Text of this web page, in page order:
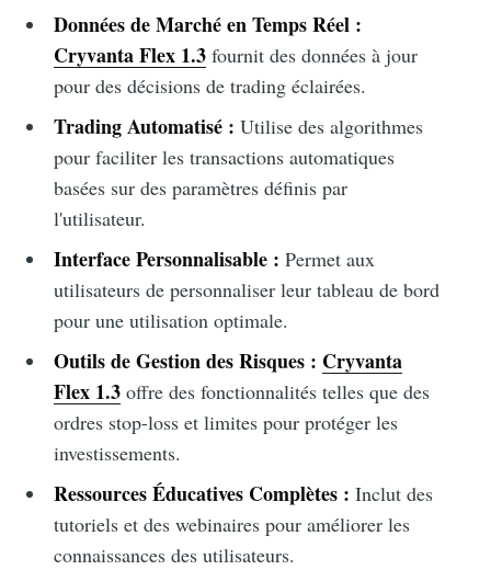
Données de Marché en Temps Réel :
Cryvanta Flex 1.3fournit des données à jour
pour des décisions de trading éclairées.
Trading Automatisé : Utilise des algorithmes
pour faciliter les transactions automatiques
basées sur des paramètres définis par
l'utilisateur.
Interface Personnalisable : Permet aux
utilisateurs de personnaliser leur tableau de bord
pour une utilisation optimale.
Outils de Gestion des Risques : Cryvanta
Flex 1.3offre des fonctionnalités telles que des
ordres stop-loss et limites pour protéger les
investissements.
Ressources Éducatives Complètes : Inclut des
tutoriels et des webinaires pour améliorer les
connaissances des utilisateurs.